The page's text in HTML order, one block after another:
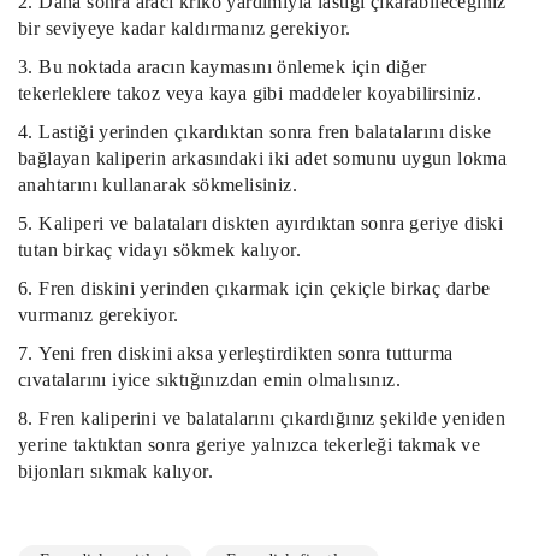
bir seviyeye kadar kaldırmanız gerekiyor.
Bu noktada aracın kaymasını önlemek için diğer
tekerleklere takoz veya kaya gibi maddeler koyabilirsiniz.
Lastiği yerinden çıkardıktan sonra fren balatalarını diske
bağlayan kaliperin arkasındaki iki adet somunu uygun lokma
anahtarını kullanarak sökmelisiniz.
Kaliperi ve balataları diskten ayırdıktan sonra geriye diski
tutan birkaç vidayı sökmek kalıyor.
Fren diskini yerinden çıkarmak için çekiçle birkaç darbe
vurmanız gerekiyor.
Yeni fren diskini aksa yerleştirdikten sonra tutturma
cıvatalarını iyice sıktığınızdan emin olmalısınız.
Fren kaliperini ve balatalarını çıkardığınız şekilde yeniden
yerine taktıktan sonra geriye yalnızca tekerleği takmak ve
bijonları sıkmak kalıyor.